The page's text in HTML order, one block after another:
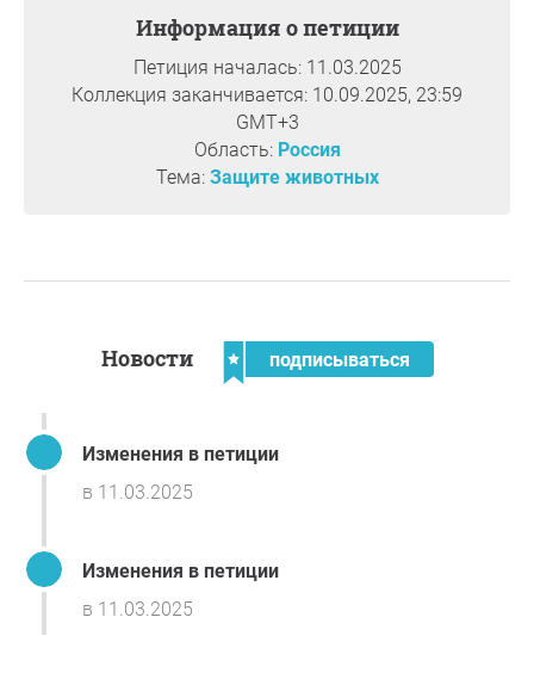
Информация о петиции
Петиция началась: 11.03.2025
Коллекция заканчивается: 10.09.2025, 23:59
GMT+3
Область: Россия
Тема: Защите животных
Новости подписываться
Изменения в петиции
в 11.03.2025
Изменения в петиции
в 11.03.2025